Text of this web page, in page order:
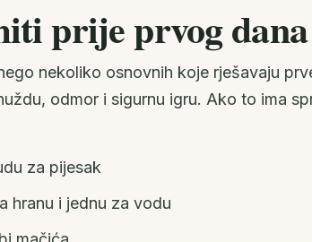
prije prvog dana
nekoliko osnovnih koje rješavaju
odmor i sigurnu igru. Ako to ima
za pijesak
hranu i jednu za vodu